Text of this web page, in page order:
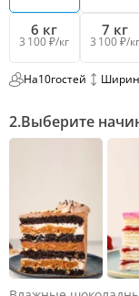
6 кг
3 100 ₽/кг
7 кг
3 100 ₽/кг
На10гостей
2.Выберите